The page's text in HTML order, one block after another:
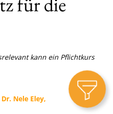
kann ein Pflichtkurs
Nele Eley,